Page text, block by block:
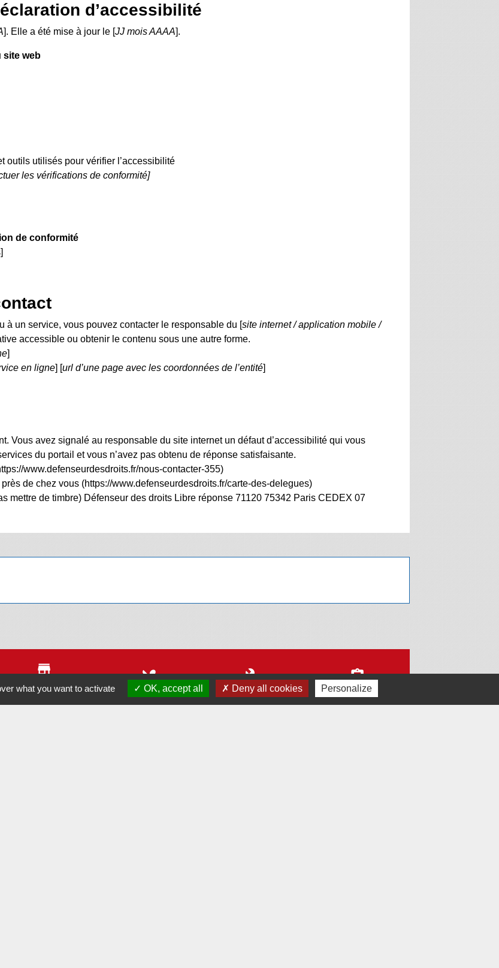
d’accessibilité
]. Elle a été mise à jour le [JJ mois AAAA].
site web
outils utilisés pour vérifier l’accessibilité
les vérifications de conformité]
de conformité
à un service, vous pouvez contacter le responsable du [site internet / application mobile /
accessible ou obtenir le contenu sous une autre forme.
]
en ligne] [url d’une page avec les coordonnées de l’entité]
Vous avez signalé au responsable du site internet un défaut d’accessibilité qui vous
du portail et vous n’avez pas obtenu de réponse satisfaisante.
www.defenseurdesdroits.fr/nous-contacter-355)
de chez vous (https://www.defenseurdesdroits.fr/carte-des-delegues)
mettre de timbre) Défenseur des droits Libre réponse 71120 75342 Paris CEDEX 07
store
Annuaire des
local_dining
Menu des écoles
build
Démarches
assignment
Police municipale
what you want to activate OK, accept all Deny all cookies Personalize